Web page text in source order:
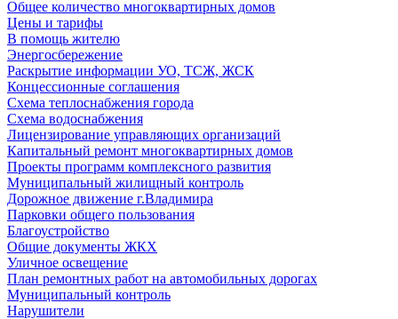
Общее количество многоквартирных домов
Цены и тарифы
В помощь жителю
Энергосбережение
Раскрытие информации УО, ТСЖ, ЖСК
Концессионные соглашения
Схема теплоснабжения города
Схема водоснабжения
Лицензирование управляющих организаций
Капитальный ремонт многоквартирных домов
Проекты программ комплексного развития
Муниципальный жилищный контроль
Дорожное движение г.Владимира
Парковки общего пользования
Благоустройство
Общие документы ЖКХ
Уличное освещение
План ремонтных работ на автомобильных дорогах
Муниципальный контроль
Нарушители